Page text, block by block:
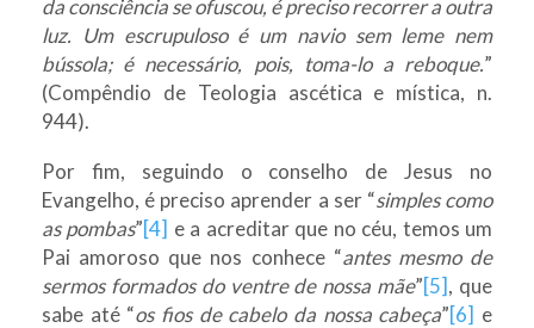
da consciência se ofuscou, é preciso recorrer a outra
luz. Um escrupuloso é um navio sem leme nem
bússola; é necessário, pois, toma-lo a reboque.”
(Compêndio de Teologia ascética e mística, n.
944).
Por fim, seguindo o conselho de Jesus no
Evangelho, é preciso aprender a ser “simples como
as pombas”[4] e a acreditar que no céu, temos um
Pai amoroso que nos conhece “antes mesmo de
sermos formados do ventre de nossa mãe”[5], que
sabe até “os fios de cabelo da nossa cabeça”[6] e